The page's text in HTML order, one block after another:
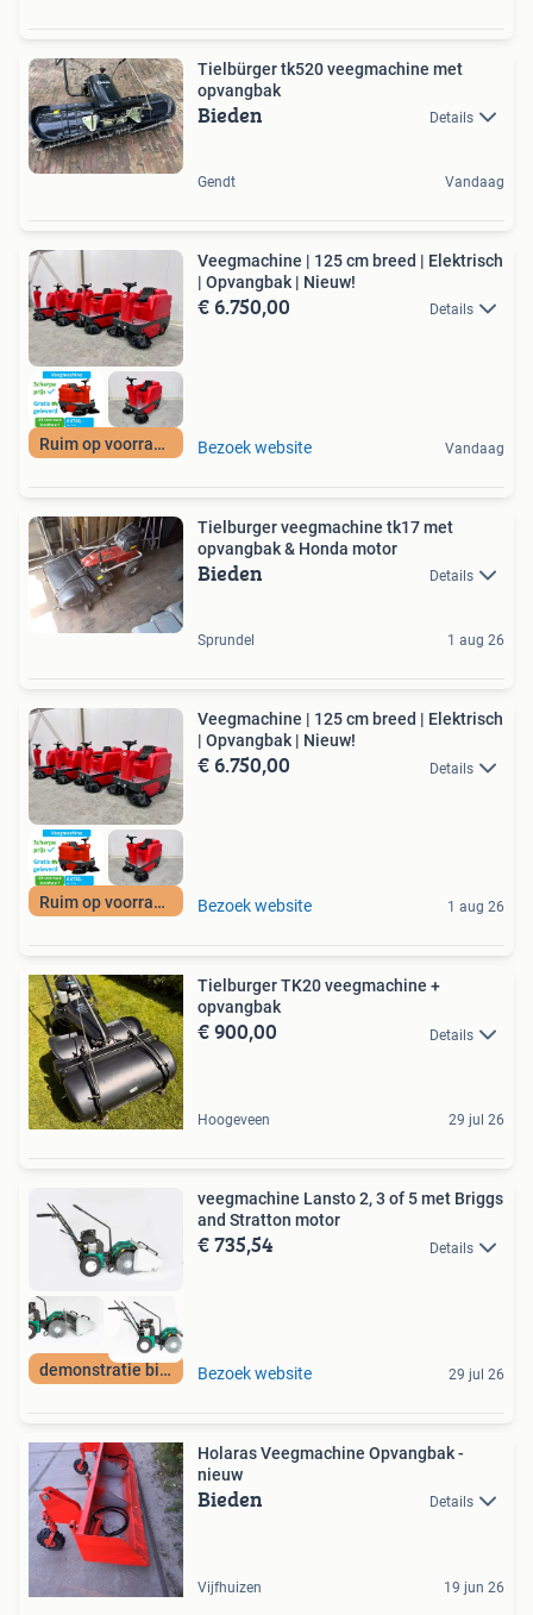
Tielbürger tk520 veegmachine met
opvangbak
Bieden Details
Gendt Vandaag
Ruim op voorraad!
Veegmachine | 125 cm breed | Elektrisch
| Opvangbak | Nieuw!
€ 6.750,00 Details
Bezoek website Vandaag
Tielburger veegmachine tk17 met
opvangbak & Honda motor
Bieden Details
Sprundel 1 aug 26
Ruim op voorraad!
Veegmachine | 125 cm breed | Elektrisch
| Opvangbak | Nieuw!
€ 6.750,00 Details
Bezoek website 1 aug 26
Tielburger TK20 veegmachine +
opvangbak
€ 900,00 Details
Hoogeveen 29 jul 26
demonstratie bij U
veegmachine Lansto 2, 3 of 5 met Briggs
and Stratton motor
€ 735,54 Details
Bezoek website 29 jul 26
Holaras Veegmachine Opvangbak -
nieuw
Bieden Details
Vijfhuizen 19 jun 26